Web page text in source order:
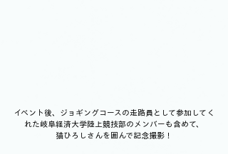
イベント後、ジョギングコースの走路員として参加してく
れた岐阜経済大学陸上競技部のメンバーも含めて、
猫ひろしさんを囲んで記念撮影！